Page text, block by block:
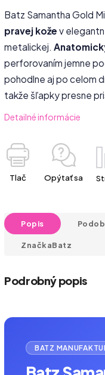
Batz Samantha Gold
pravej kože v
metalickej.
perforovaním jemne
pohodlne aj po celom
takže šľapky presne
Detailné informácie
Tlač Opýtať sa
Popis
ZnačkaBatz
Podrobný popis
BATZ